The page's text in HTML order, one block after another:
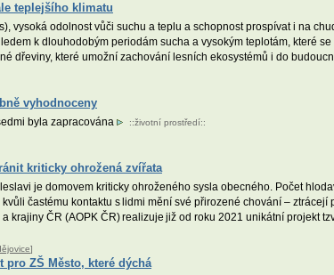
teplejšího klimatu
vysoká odolnost vůči suchu a teplu a schopnost prospívat i na
k dlouhodobým periodám sucha a vysokým teplotám, které
dřeviny, které umožní zachování lesních ekosystémů i do
vyhodnoceny
byla zapracována ::životní prostředí::
kriticky ohrožená zvířata
je domovem kriticky ohroženého sysla obecného. Počet
častému kontaktu s lidmi mění své přirozené chování –
krajiny ČR (AOPK ČR) realizuje již od roku 2021 unikátní projekt
]
pro ZŠ Město, které dýchá